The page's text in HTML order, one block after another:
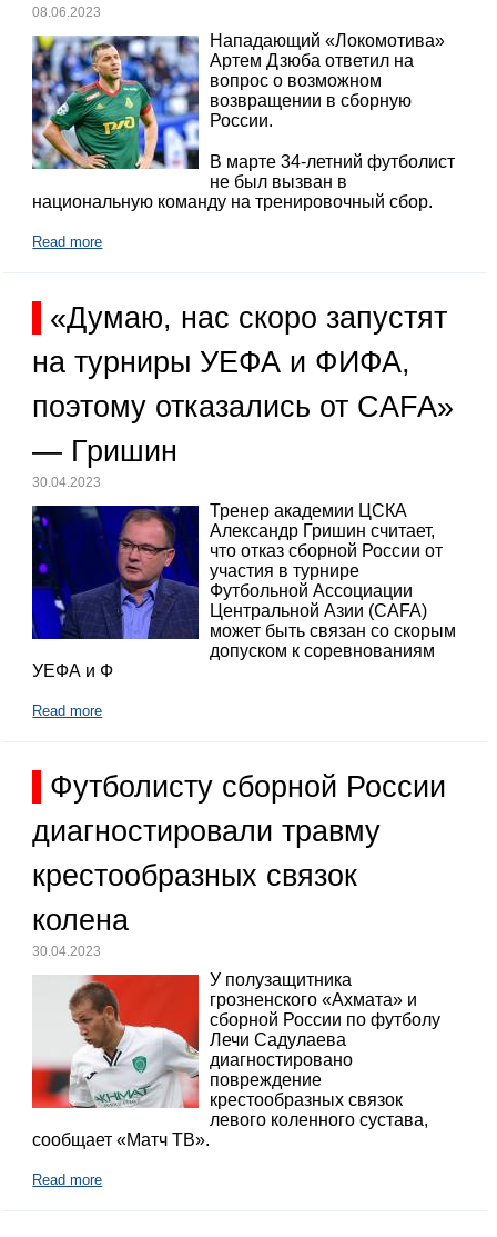
08.06.2023
Нападающий «Локомотива»
Артем Дзюба ответил на
вопрос о возможном
возвращении в сборную
России.
В марте 34-летний футболист
не был вызван в
национальную команду на тренировочный сбор.
Read more
«Думаю, нас скоро запустят
на турниры УЕФА и ФИФА,
поэтому отказались от CAFA»
— Гришин
30.04.2023
Тренер академии ЦСКА
Александр Гришин считает,
что отказ сборной России от
участия в турнире
Футбольной Ассоциации
Центральной Азии (CAFA)
может быть связан со скорым
допуском к соревнованиям
УЕФА и Ф
Read more
Футболисту сборной России
диагностировали травму
крестообразных связок
колена
30.04.2023
У полузащитника
грозненского «Ахмата» и
сборной России по футболу
Лечи Садулаева
диагностировано
повреждение
крестообразных связок
левого коленного сустава,
сообщает «Матч ТВ».
Read more